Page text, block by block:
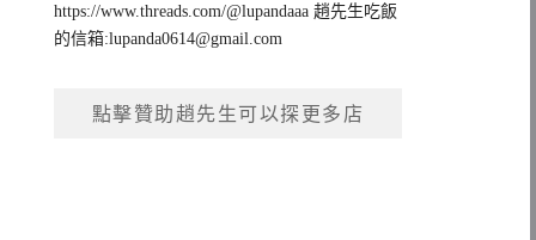
https://www.threads.com/@lupandaaa 趙先生吃飯
的信箱:lupanda0614@gmail.com
點擊贊助趙先生可以探更多店